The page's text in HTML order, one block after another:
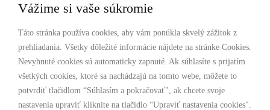
Creative Europe
POHODLNÉ NAKUPOVANIE
Odosielame ihneď nasledujúci pracovný deň
Doprava zdarma už od 49 €
Vážime si vaše súkromie
Táto stránka používa cookies, aby vám ponúkla skvelý zážitok z
prehliadania. Všetky dôležité informácie nájdete na stránke Cookies.
Nevyhnuté cookies sú automaticky zapnuté. Ak súhlasíte s prijatím
všetkých cookies, ktoré sa nachádzajú na tomto webe, môžete to
potvrdiť tlačidlom “Súhlasím a pokračovať", ak chcete svoje
nastavenia upraviť kliknite na tlačidlo “Upraviť nastavenia cookies".